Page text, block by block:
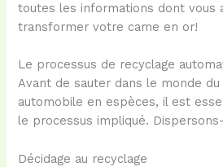
toutes les informations dont vous
transformer votre came en or!
Le processus de recyclage
Avant de sauter dans le monde du
automobile en espèces, il est
le processus impliqué.
Décidage au recyclage